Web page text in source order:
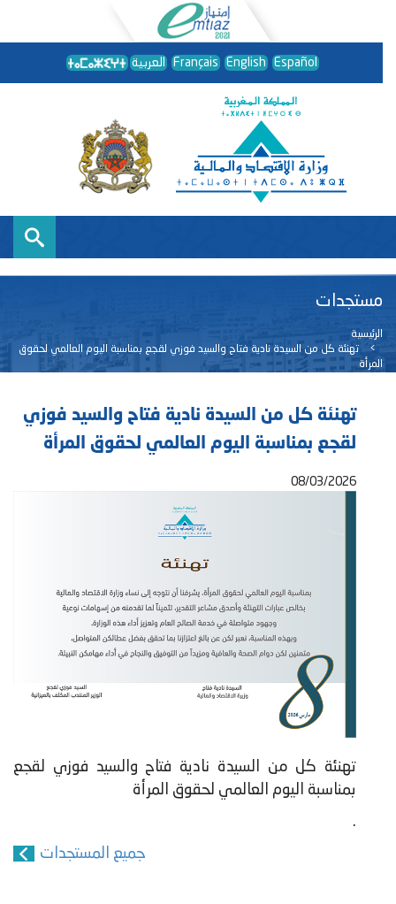
العربية Français English Español
مستجدات
الرئيسية
تهنئة كل من السيدة نادية فتاح والسيد فوزي لقجع بمناسبة اليوم العالمي لحقوق
المرأة
تهنئة كل من السيدة نادية فتاح والسيد فوزي
لقجع بمناسبة اليوم العالمي لحقوق المرأة
08/03/2026
تهنئة كل من السيدة نادية فتاح والسيد فوزي لقجع
بمناسبة اليوم العالمي لحقوق المرأة
​.
جميع المستجدات